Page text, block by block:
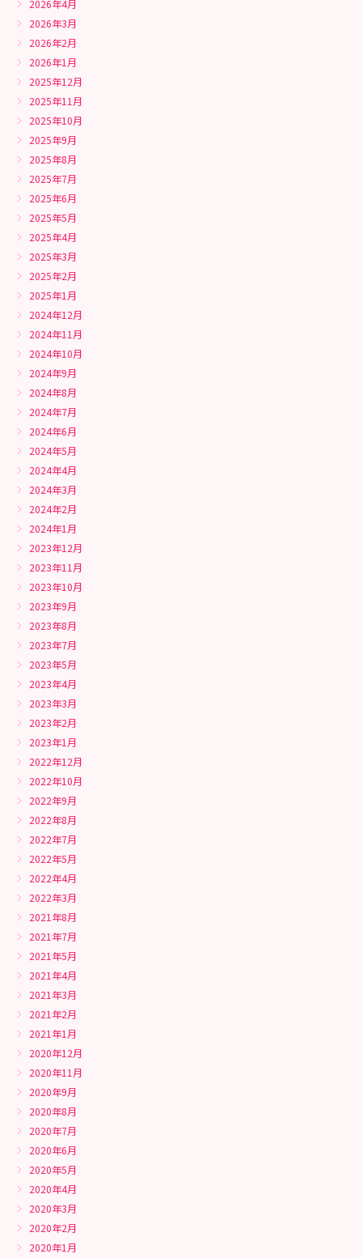
2026年4月
2026年3月
2026年2月
2026年1月
2025年12月
2025年11月
2025年10月
2025年9月
2025年8月
2025年7月
2025年6月
2025年5月
2025年4月
2025年3月
2025年2月
2025年1月
2024年12月
2024年11月
2024年10月
2024年9月
2024年8月
2024年7月
2024年6月
2024年5月
2024年4月
2024年3月
2024年2月
2024年1月
2023年12月
2023年11月
2023年10月
2023年9月
2023年8月
2023年7月
2023年5月
2023年4月
2023年3月
2023年2月
2023年1月
2022年12月
2022年10月
2022年9月
2022年8月
2022年7月
2022年5月
2022年4月
2022年3月
2021年8月
2021年7月
2021年5月
2021年4月
2021年3月
2021年2月
2021年1月
2020年12月
2020年11月
2020年9月
2020年8月
2020年7月
2020年6月
2020年5月
2020年4月
2020年3月
2020年2月
2020年1月